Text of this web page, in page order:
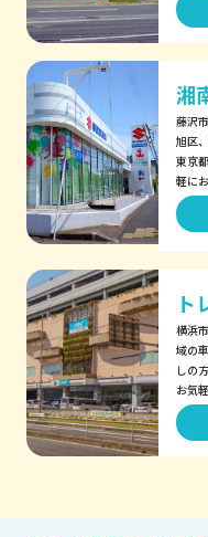
湘
藤沢
旭区
東京
軽に
ト
横浜
域の
しの
お気